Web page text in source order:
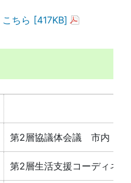
こちら [417KB]
第2層協議体会議 市内
第2層生活支援コーディネ